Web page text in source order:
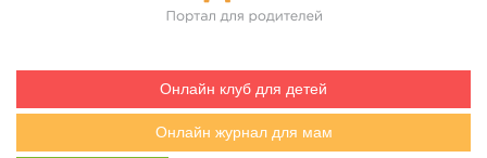
Онлайн клуб для детей
Онлайн журнал для мам